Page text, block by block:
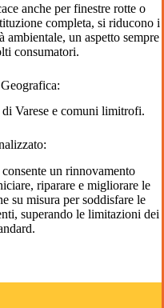
anche per finestre rotte o
completa, si riducono i
un aspetto sempre
consumatori.
Varese e comuni limitrofi.
un rinnovamento
riparare e migliorare le
su misura per soddisfare le
superando le limitazioni dei